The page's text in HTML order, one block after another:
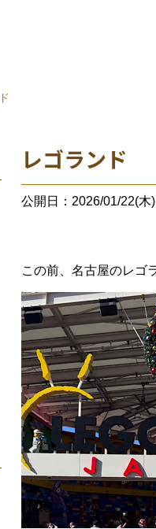
レゴランド
公開日：2026/01/22(木)
この前、名古屋のレゴ